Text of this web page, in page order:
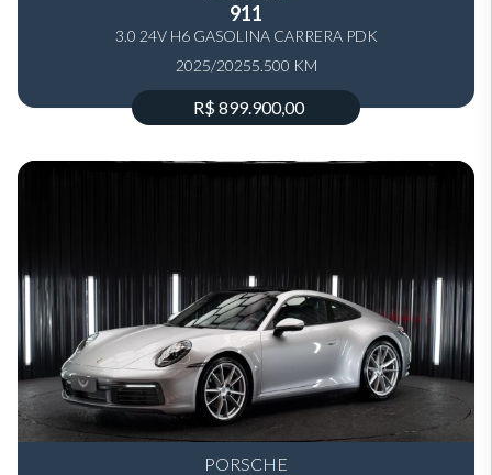
911
3.0 24V H6 GASOLINA CARRERA PDK
2025/20255.500 KM
R$ 899.900,00
PORSCHE